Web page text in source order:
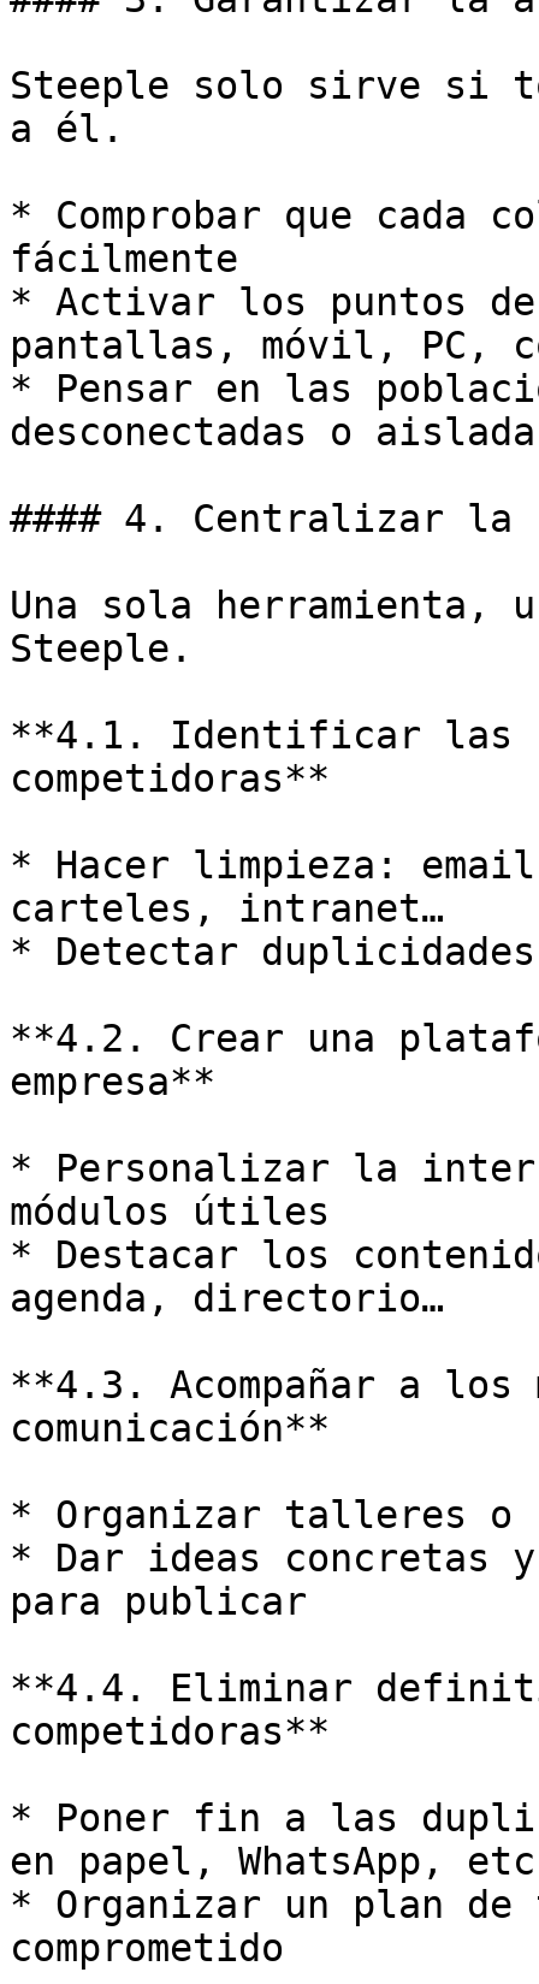
Steeple solo sirve si
a él.
* Comprobar que cada
fácilmente
* Activar los puntos de
pantallas, móvil, PC,
* Pensar en las
desconectadas o
#### 4. Centralizar la
Una sola herramienta,
Steeple.
**4.1. Identificar las
competidoras**
* Hacer limpieza:
carteles, intranet…
* Detectar
**4.2. Crear una
empresa**
* Personalizar la
módulos útiles
* Destacar los
agenda, directorio…
**4.3. Acompañar a
comunicación**
* Organizar talleres o
* Dar ideas concretas
para publicar
**4.4. Eliminar
competidoras**
* Poner fin a las
en papel, WhatsApp,
* Organizar un plan
comprometido